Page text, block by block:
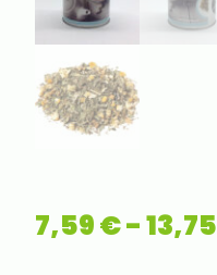
7,59€-13,75